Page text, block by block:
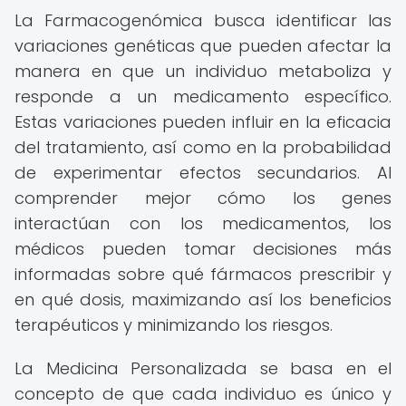
La Farmacogenómica busca identificar las
variaciones genéticas que pueden afectar la
manera en que un individuo metaboliza y
responde a un medicamento específico.
Estas variaciones pueden influir en la eficacia
del tratamiento, así como en la probabilidad
de experimentar efectos secundarios. Al
comprender mejor cómo los genes
interactúan con los medicamentos, los
médicos pueden tomar decisiones más
informadas sobre qué fármacos prescribir y
en qué dosis, maximizando así los beneficios
terapéuticos y minimizando los riesgos.
La Medicina Personalizada se basa en el
concepto de que cada individuo es único y